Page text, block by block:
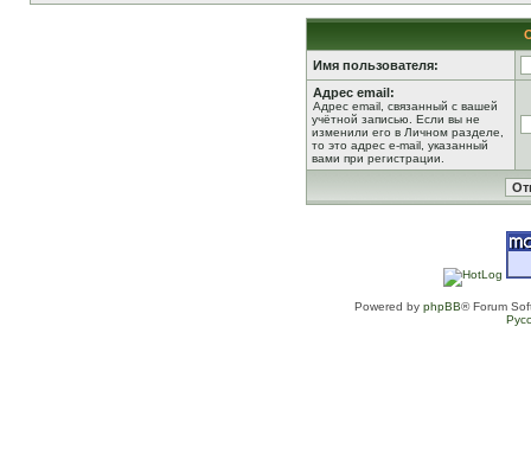
Имя пользователя:
Адрес email:
Адрес email, связанный с вашей
учётной записью. Если вы не
изменили его в Личном разделе,
то это адрес e-mail, указанный
вами при регистрации.
Powered by phpBB® Forum